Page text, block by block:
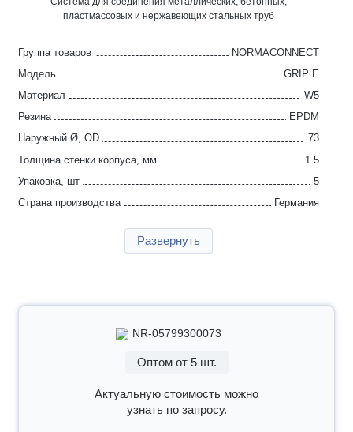
пластмассовых и нержавеющих стальных труб
Группа товаров
NORMACONNECT
Модель
GRIP E
Материал
W5
Резина
EPDM
Наружный Ø, OD
73
Толщина стенки корпуса, мм
1.5
Упаковка, шт
5
Страна производства
Германия
Развернуть
NR-05799300073
Оптом от 5 шт.
Актуальную стоимость можно
узнать по запросу.